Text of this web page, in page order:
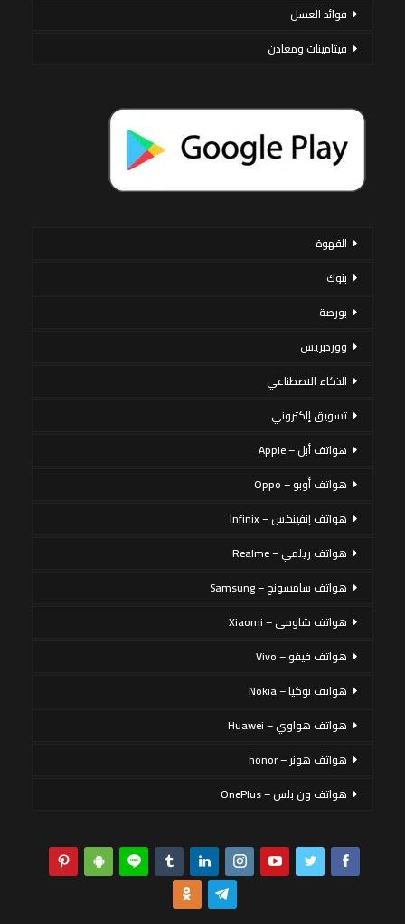
فوائد العسل
فيتامينات ومعادن
القهوة
بنوك
بورصة
ووردبريس
الذكاء الاصطناعي
تسويق إلكتروني
هواتف أبل – Apple
هواتف أوبو – Oppo
هواتف إنفينكس – Infinix
هواتف ريلمي – Realme
هواتف سامسونج – Samsung
هواتف شاومي – Xiaomi
هواتف فيفو – Vivo
هواتف نوكيا – Nokia
هواتف هواوي – Huawei
هواتف هونر – honor
هواتف ون بلس – OnePlus